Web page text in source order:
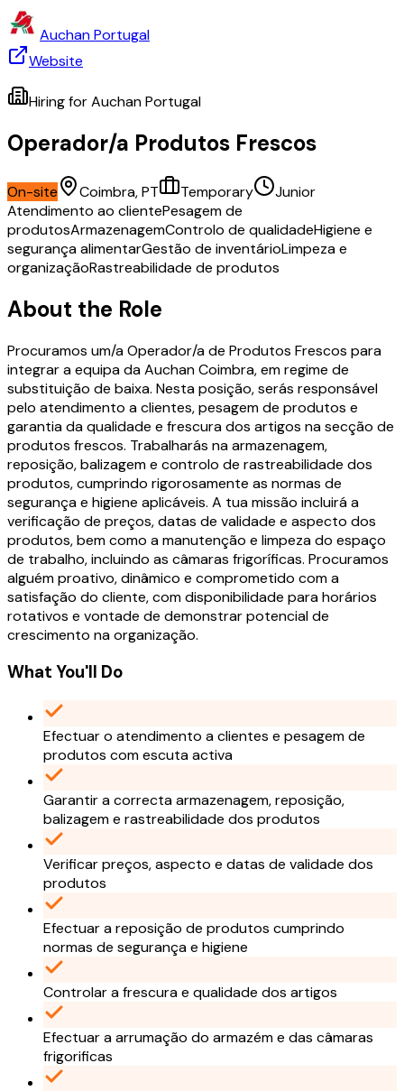
Auchan Portugal
Website
Hiring forAuchan Portugal
Operador/a Produtos Frescos
On-site Coimbra, PT Temporary
Junior
Atendimento ao clientePesagem de
produtosArmazenagemControlo de qualidadeHigiene e
segurança alimentarGestão de inventárioLimpeza e
organizaçãoRastreabilidade de produtos
About the Role
Procuramos um/a Operador/a de Produtos Frescos para
integrar a equipa da Auchan Coimbra, em regime de
substituição de baixa. Nesta posição, serás responsável
pelo atendimento a clientes, pesagem de produtos e
garantia da qualidade e frescura dos artigos na secção de
produtos frescos. Trabalharás na armazenagem,
reposição, balizagem e controlo de rastreabilidade dos
produtos, cumprindo rigorosamente as normas de
segurança e higiene aplicáveis. A tua missão incluirá a
verificação de preços, datas de validade e aspecto dos
produtos, bem como a manutenção e limpeza do espaço
de trabalho, incluindo as câmaras frigoríficas. Procuramos
alguém proativo, dinâmico e comprometido com a
satisfação do cliente, com disponibilidade para horários
rotativos e vontade de demonstrar potencial de
crescimento na organização.
What You'll Do
Efectuar o atendimento a clientes e pesagem de
produtos com escuta activa
Garantir a correcta armazenagem, reposição,
balizagem e rastreabilidade dos produtos
Verificar preços, aspecto e datas de validade dos
produtos
Efectuar a reposição de produtos cumprindo
normas de segurança e higiene
Controlar a frescura e qualidade dos artigos
Efectuar a arrumação do armazém e das câmaras
frigorificas